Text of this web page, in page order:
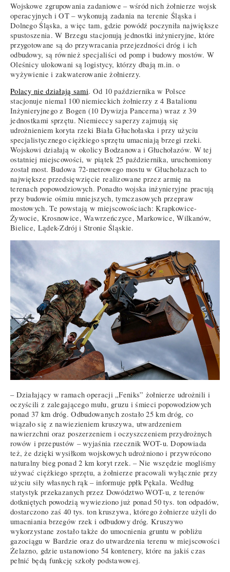
Wojskowe zgrupowania zadaniowe – wśród nich żołnierze wojsk
operacyjnych i OT – wykonują zadania na terenie Śląska i
Dolnego Śląska, a więc tam, gdzie powódź poczyniła największe
spustoszenia. W Brzegu stacjonują jednostki inżynieryjne, które
przygotowane są do przywracania przejezdności dróg i ich
odbudowy, są również specjaliści od pomp i budowy mostów. W
Oleśnicy ulokowani są logistycy, którzy dbają m.in. o
wyżywienie i zakwaterowanie żołnierzy.
Polacy nie działają sami. Od 10 października w Polsce
stacjonuje niemal 100 niemieckich żołnierzy z 4 Batalionu
Inżynieryjnego z Bogen (10 Dywizja Pancerna) wraz z 39
jednostkami sprzętu. Niemieccy saperzy zajmują się
udrożnieniem koryta rzeki Biała Głuchołaska i przy użyciu
specjalistycznego ciężkiego sprzętu umacniają brzegi rzeki.
Wojskowi działają w okolicy Bodzanowa i Głuchołazów. W tej
ostatniej miejscowości, w piątek 25 października, uruchomiony
został most. Budowa 72-metrowego mostu w Głuchołazach to
największe przedsięwzięcie realizowane przez armię na
terenach popowodziowych. Ponadto wojska inżynieryjne pracują
przy budowie ośmiu mniejszych, tymczasowych przepraw
mostowych. Te powstają w miejscowościach: Krapkowice-
Żywocie, Krosnowice, Wawrzeńczyce, Markowice, Wilkanów,
Bielice, Lądek-Zdrój i Stronie Śląskie.
– Działający w ramach operacji „Feniks” żołnierze udrożnili i
oczyścili z zalegającego mułu, gruzu i śmieci popowodziowych
ponad 37 km dróg. Odbudowanych zostało 25 km dróg, co
wiązało się z nawiezieniem kruszywa, utwardzeniem
nawierzchni oraz poszerzeniem i oczyszczeniem przydrożnych
rowów i przepustów – wyjaśnia rzecznik WOT-u. Dopowiada
też, że dzięki wysiłkom wojskowych udrożniono i przywrócono
naturalny bieg ponad 2 km koryt rzek. – Nie wszędzie mogliśmy
używać ciężkiego sprzętu, a żołnierze pracowali wyłącznie przy
użyciu siły własnych rąk – informuje ppłk Pękala. Według
statystyk przekazanych przez Dowództwo WOT-u, z terenów
dotkniętych powodzią wywieziono już ponad 50 tys. ton odpadów,
dostarczono zaś 40 tys. ton kruszywa, którego żołnierze użyli do
umacniania brzegów rzek i odbudowy dróg. Kruszywo
wykorzystane zostało także do umocnienia gruntu w pobliżu
gazociągu w Bardzie oraz do utwardzenia terenu w miejscowości
Żelazno, gdzie ustanowiono 54 kontenery, które na jakiś czas
pełnić będą funkcję szkoły podstawowej.